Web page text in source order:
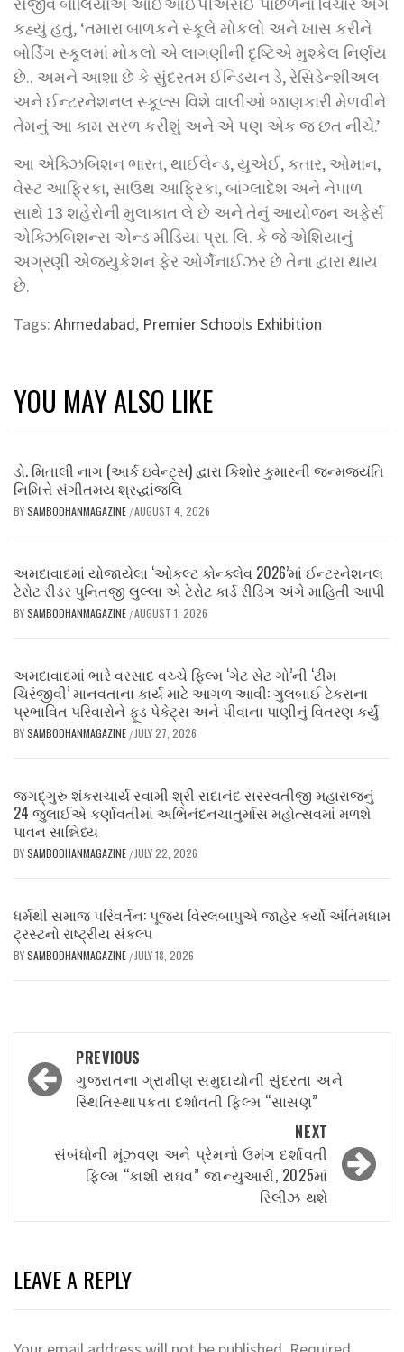
સંજીવ બોલિયાએ આઈઆઈપીએસઈ પાછળના વિચાર અંગે
કહ્યું હતું, ‘તમારા બાળકને સ્કૂલે મોકલો અને ખાસ કરીને
બોર્ડિંગ સ્કૂલમાં મોકલો એ લાગણીની દૃષ્ટિએ મુશ્કેલ નિર્ણય
છે.. અમને આશા છે કે સુંદરતમ ઈન્ડિયન ડે, રેસિડેન્શીઅલ
અને ઈન્ટરનેશનલ સ્કૂલ્સ વિશે વાલીઓ જાણકારી મેળવીને
તેમનું આ કામ સરળ કરીશું અને એ પણ એક જ છત નીચે.’
આ એક્ઝિબિશન ભારત, થાઈલેન્ડ, યુએઈ, કતાર, ઓમાન,
વેસ્ટ આફ્રિકા, સાઉથ આફ્રિકા, બાંગ્લાદેશ અને નેપાળ
સાથે 13 શહેરોની મુલાકાત લે છે અને તેનું આયોજન અફેર્સ
એક્ઝિબિશન્સ એન્ડ મીડિયા પ્રા. લિ. કે જે એશિયાનું
અગ્રણી એજ્યુકેશન ફેર ઓર્ગેનાઈઝર છે તેના દ્વારા થાય
છે.
Tags: Ahmedabad, Premier Schools Exhibition
YOU MAY ALSO LIKE
ડો. મિતાલી નાગ (આર્ક ઇવેન્ટ્સ) દ્વારા કિશોર કુમારની જન્મજયંતિ
નિમિત્તે સંગીતમય શ્રદ્ધાંજલિ
BYSAMBODHANMAGAZINE /AUGUST 4, 2026
અમદાવાદમાં યોજાયેલા ‘ઓકલ્ટ કોન્ક્લેવ 2026’માં ઈન્ટરનેશનલ
ટેરોટ રીડર પુનિતજી લુલ્લા એ ટેરોટ કાર્ડ રીડિંગ અંગે માહિતી આપી
BYSAMBODHANMAGAZINE /AUGUST 1, 2026
અમદાવાદમાં ભારે વરસાદ વચ્ચે ફિલ્મ ‘ગેટ સેટ ગો’ની ‘ટીમ
ચિરંજીવી’ માનવતાના કાર્ય માટે આગળ આવી: ગુલબાઈ ટેકરાના
પ્રભાવિત પરિવારોને ફૂડ પેકેટ્સ અને પીવાના પાણીનું વિતરણ કર્યું
BYSAMBODHANMAGAZINE / JULY 27, 2026
જગદ્ગુરુ શંકરાચાર્ય સ્વામી શ્રી સદાનંદ સરસ્વતીજી મહારાજનું
24 જુલાઈએ કર્ણાવતીમાં અભિનંદનચાતુર્માસ મહોત્સવમાં મળશે
પાવન સાન્નિધ્ય
BYSAMBODHANMAGAZINE / JULY 22, 2026
ધર્મથી સમાજ પરિવર્તન: પૂજ્ય વિરલબાપુએ જાહેર કર્યો અંતિમધામ
ટ્રસ્ટનો રાષ્ટ્રીય સંકલ્પ
BYSAMBODHANMAGAZINE / JULY 18, 2026
Post
navigation
PREVIOUS
ગુજરાતના ગ્રામીણ સમુદાયોની સુંદરતા અને
સ્થિતિસ્થાપકતા દર્શાવતી ફિલ્મ “સાસણ”
NEXT
સંબંધોની મૂંઝવણ અને પ્રેમનો ઉમંગ દર્શાવતી
ફિલ્મ “કાશી રાઘવ” જાન્યુઆરી, 2025માં
રિલીઝ થશે
LEAVE A REPLY